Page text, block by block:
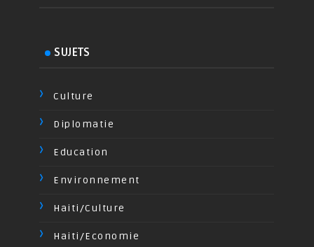
SUJETS
Culture
Diplomatie
Education
Environnement
Haiti/Culture
Haiti/Economie